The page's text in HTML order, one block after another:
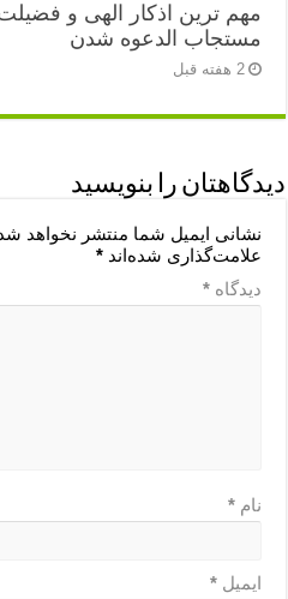
مهم ترین اذکار الهی و
مستجاب الدعوه شدن
2 هفته قبل
دیدگاهتان را بنویسید
نشانی ایمیل شما منتشر نخواهد
علامت‌گذاری شده‌اند*
دیدگاه*
نام*
ایمیل*